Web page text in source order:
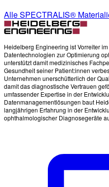
Alle SPECTRALIS®
Heidelberg Engineering ist Vorreiter
Datentechnologien zur Optimierung
unterstützt damit medizinisches
Gesundheit seiner Patient:innen
Unternehmen unerschütterlich der
damit das diagnostische Vertrauen
umfassender Expertise in der
Datenmanagementlösungen baut
langjährigen Erfahrung in der
ophthalmologischer Diagnosegeräte